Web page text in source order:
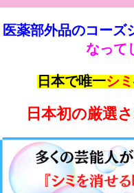
医薬部外品のコーズ
なって
日本で唯一シミ
日本初の厳選